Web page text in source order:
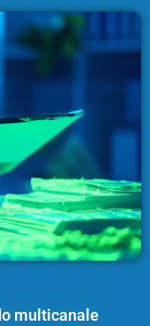
multicanale